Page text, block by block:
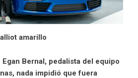
amarillo
Bernal, pedalista del equipo
nada impidió que fuera